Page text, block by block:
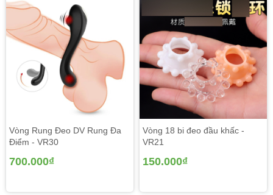
Vòng Rung Đeo DV Rung Đa
Điểm - VR30
700.000₫
Vòng 18 bi đeo đầu khấc -
VR21
150.000₫